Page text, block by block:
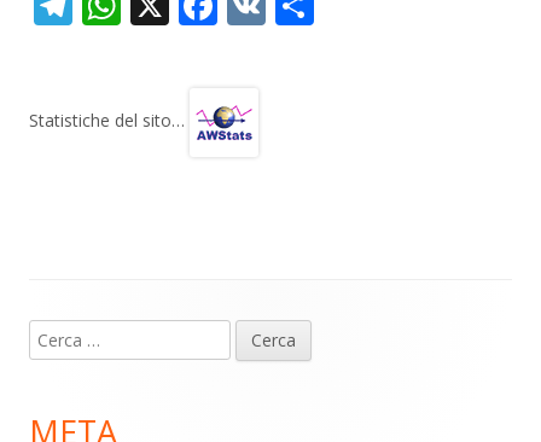
gr s b
Statistiche del sito…
piè
pagina
Ricerca
per:
META